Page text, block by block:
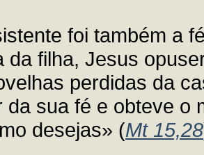
foi também a
da filha, Jesus
perdidas da
da sua fé e obteve o
desejas» (Mt 15,28